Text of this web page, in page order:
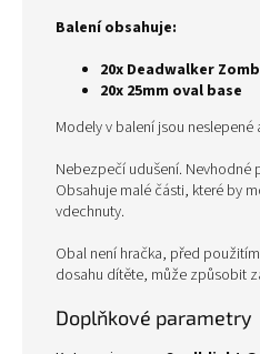
Balení obsahuje:
20x Deadwalker
20x 25mm oval base
Modely v balení jsou neslepené
Nebezpečí udušení. Nevhodné
Obsahuje malé části, které by
vdechnuty.
Obal není hračka, před
dosahu dítěte, může způsobit
Doplňkové parametry